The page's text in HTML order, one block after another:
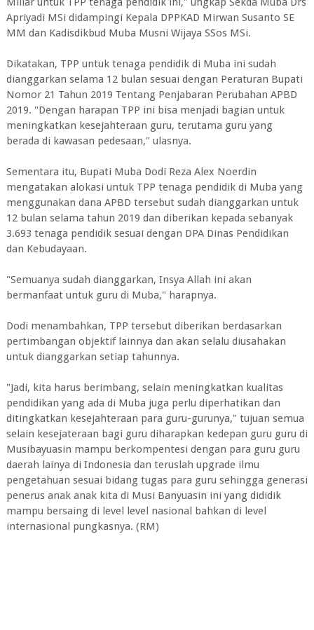
Apriyadi MSi didampingi Kepala DPPKAD Mirwan Susanto SE
MM dan Kadisdikbud Muba Musni Wijaya SSos MSi.
Dikatakan, TPP untuk tenaga pendidik di Muba ini sudah
dianggarkan selama 12 bulan sesuai dengan Peraturan Bupati
Nomor 21 Tahun 2019 Tentang Penjabaran Perubahan APBD
2019. "Dengan harapan TPP ini bisa menjadi bagian untuk
meningkatkan kesejahteraan guru, terutama guru yang
berada di kawasan pedesaan," ulasnya.
Sementara itu, Bupati Muba Dodi Reza Alex Noerdin
mengatakan alokasi untuk TPP tenaga pendidik di Muba yang
menggunakan dana APBD tersebut sudah dianggarkan untuk
12 bulan selama tahun 2019 dan diberikan kepada sebanyak
3.693 tenaga pendidik sesuai dengan DPA Dinas Pendidikan
dan Kebudayaan.
"Semuanya sudah dianggarkan, Insya Allah ini akan
bermanfaat untuk guru di Muba," harapnya.
Dodi menambahkan, TPP tersebut diberikan berdasarkan
pertimbangan objektif lainnya dan akan selalu diusahakan
untuk dianggarkan setiap tahunnya.
"Jadi, kita harus berimbang, selain meningkatkan kualitas
pendidikan yang ada di Muba juga perlu diperhatikan dan
ditingkatkan kesejahteraan para guru-gurunya," tujuan semua
selain kesejateraan bagi guru diharapkan kedepan guru guru di
Musibayuasin mampu berkompentesi dengan para guru guru
daerah lainya di Indonesia dan teruslah upgrade ilmu
pengetahuan sesuai bidang tugas para guru sehingga generasi
penerus anak anak kita di Musi Banyuasin ini yang dididik
mampu bersaing di level level nasional bahkan di level
internasional pungkasnya. (RM)